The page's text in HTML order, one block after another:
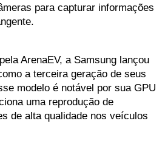
para capturar informações
ArenaEV, a Samsung lançou
a terceira geração de seus
modelo é notável por sua GPU
uma reprodução de
de alta qualidade nos veículos